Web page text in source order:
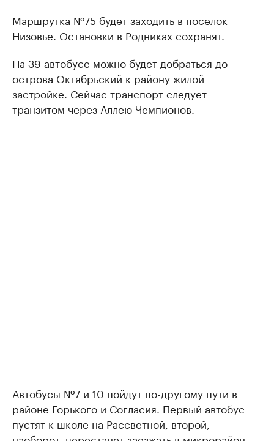
Маршрутка №75 будет заходить в поселок
Низовье. Остановки в Родниках сохранят.
На 39 автобусе можно будет добраться до
острова Октябрьский к району жилой
застройке. Сейчас транспорт следует
транзитом через Аллею Чемпионов.
Автобусы №7 и 10 пойдут по-другому пути в
районе Горького и Согласия. Первый автобус
пустят к школе на Рассветной, второй,